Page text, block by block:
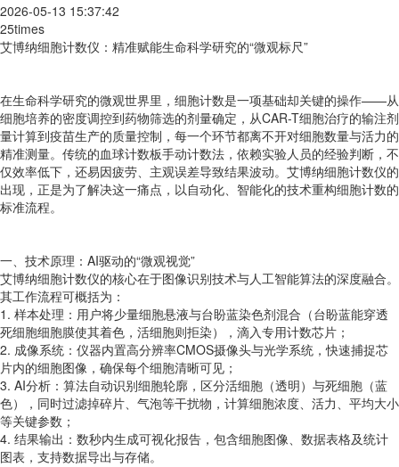
2026-05-13 15:37:42
25times
艾博纳细胞计数仪：精准赋能生命科学研究的“微观标尺”
在生命科学研究的微观世界里，细胞计数是一项基础却关键的操作——从
细胞培养的密度调控到药物筛选的剂量确定，从CAR-T细胞治疗的输注剂
量计算到疫苗生产的质量控制，每一个环节都离不开对细胞数量与活力的
精准测量。传统的血球计数板手动计数法，依赖实验人员的经验判断，不
仅效率低下，还易因疲劳、主观误差导致结果波动。艾博纳细胞计数仪的
出现，正是为了解决这一痛点，以自动化、智能化的技术重构细胞计数的
标准流程。
一、技术原理：AI驱动的“微观视觉”
艾博纳细胞计数仪的核心在于图像识别技术与人工智能算法的深度融合。
其工作流程可概括为：
1. 样本处理：用户将少量细胞悬液与台盼蓝染色剂混合（台盼蓝能穿透
死细胞细胞膜使其着色，活细胞则拒染），滴入专用计数芯片；
2. 成像系统：仪器内置高分辨率CMOS摄像头与光学系统，快速捕捉芯
片内的细胞图像，确保每个细胞清晰可见；
3. AI分析：算法自动识别细胞轮廓，区分活细胞（透明）与死细胞（蓝
色），同时过滤掉碎片、气泡等干扰物，计算细胞浓度、活力、平均大小
等关键参数；
4. 结果输出：数秒内生成可视化报告，包含细胞图像、数据表格及统计
图表，支持数据导出与存储。